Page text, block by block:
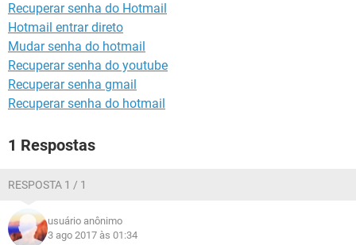
Recuperar senha do Hotmail
Hotmail entrar direto
Mudar senha do hotmail
Recuperar senha do youtube
Recuperar senha gmail
Recuperar senha do hotmail
1 Respostas
RESPOSTA 1 / 1
usuário anônimo
3 ago 2017 às 01:34